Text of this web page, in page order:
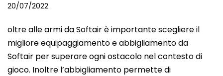
20/07/2022
oltre alle armi da Softair è importante scegliere il
migliore equipaggiamento e abbigliamento da
Softair per superare ogni ostacolo nel contesto di
gioco. Inoltre l’abbigliamento permette di